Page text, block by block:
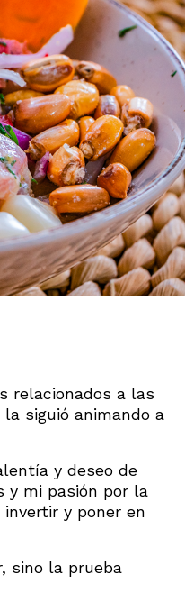
relacionados a las
siguió animando a
y deseo de
y mi pasión por la
y poner en
sino la prueba